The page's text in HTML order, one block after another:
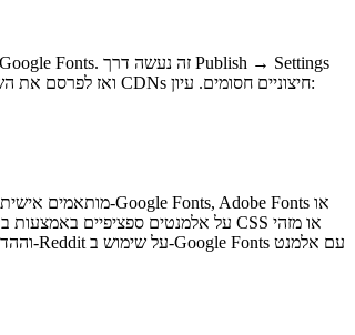
→ Options → "Serve fonts locally", ואז לפרסם את השינויים. עבור המבקרים, החוויה היא זהה מבחינה ויזואלית, אך הגשה מקומית יכולה לעזור בביצועים, דרישות פרטיות או מצבים שבהם CDNs חיצוניים חסומים. עיון: